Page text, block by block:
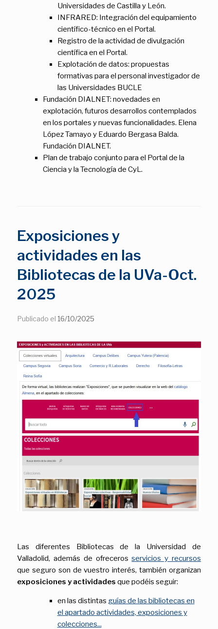
Universidades de Castilla y León.
INFRARED: Integración del equipamiento
científico-técnico en el Portal.
Registro de la actividad de divulgación
científica en el Portal.
Explotación de datos: propuestas
formativas para el personal investigador de
las Universidades BUCLE
Fundación DIALNET: novedades en
explotación, futuros desarrollos contemplados
en los portales y nuevas funcionalidades. Elena
López Tamayo y Eduardo Bergasa Balda.
Fundación DIALNET.
Plan de trabajo conjunto para el Portal de la
Ciencia y la Tecnología de CyL.
Exposiciones y
actividades en las
Bibliotecas de la UVa-Oct.
2025
Publicado el 16/10/2025
Las diferentes Bibliotecas de la Universidad de
Valladolid, además de ofrecerosservicios y recursos
que seguro son de vuestro interés, también organizan
exposiciones y actividades que podéis seguir:
en las distintas guías de las bibliotecas en
el apartado actividades, exposiciones y
colecciones...